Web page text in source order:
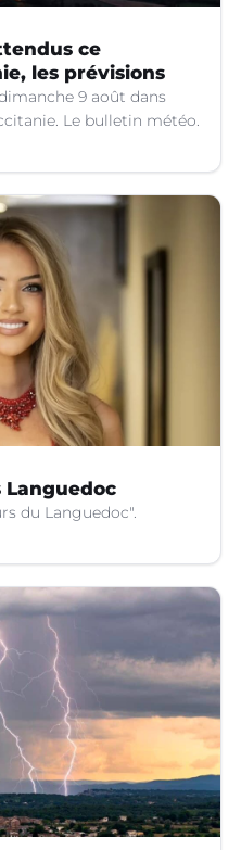
ce
les prévisions
9 août dans
Le bulletin météo.
Languedoc
du Languedoc".